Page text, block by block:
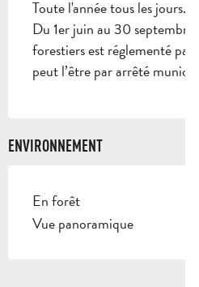
Toute l'année tous les jours.
Du 1er juin au 30 septembre,
forestiers est réglementé par
peut l’être par arrêté
ENVIRONNEMENT
En forêt
Vue panoramique